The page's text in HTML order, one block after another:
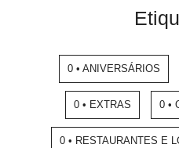
0 • ANIVERSÁRIOS
0 • EXTRAS 0 •
0 • RESTAURANTES E